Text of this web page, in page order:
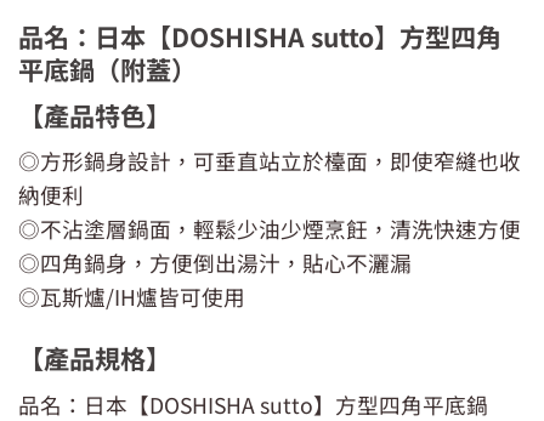
品名：日本【DOSHISHA sutto】方型四角
平底鍋（附蓋）
【產品特色】
◎方形鍋身設計，可垂直站立於檯面，即使窄縫也收
納便利
◎不沾塗層鍋面，輕鬆少油少煙烹飪，清洗快速方便
◎四角鍋身，方便倒出湯汁，貼心不灑漏
◎瓦斯爐/IH爐皆可使用
【產品規格】
品名：日本【DOSHISHA sutto】方型四角平底鍋